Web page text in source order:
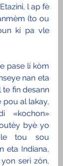
l ap fè
(to ou
ki pa vle
pase li kòm
nan eta
te fin desann
pou al lakay,
«kochon»
byè yo
tou sou
eta Indiana,
seri zòn,